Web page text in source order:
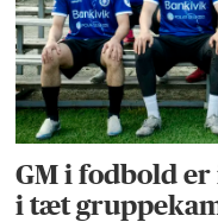
GM i fodbold er
i tæt